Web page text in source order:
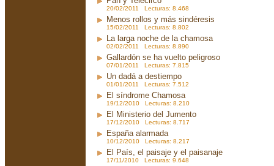
20/02/2011 Lecturas: 8.468
Menos rollos y más sindéresis
15/02/2011 Lecturas: 8.802
La larga noche de la chamosa
02/02/2011 Lecturas: 8.890
Gallardón se ha vuelto peligroso
07/01/2011 Lecturas: 7.815
Un dadá a destiempo
01/01/2011 Lecturas: 7.512
El síndrome Chamosa
19/12/2010 Lecturas: 8.210
El Ministerio del Jumento
17/12/2010 Lecturas: 8.717
España alarmada
10/12/2010 Lecturas: 8.217
El País, el paisaje y el paisanaje
17/11/2010 Lecturas: 9.648